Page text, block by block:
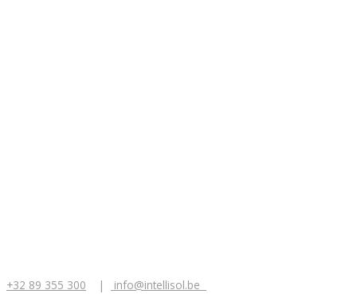
+32 89 355 300 | info@intellisol.be